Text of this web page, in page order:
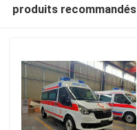
produits recommandés